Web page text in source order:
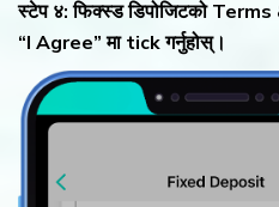
स्टेप ४: फिक्स्ड डिपोजिटको
“I Agree” मा tick गर्नुहोस्।